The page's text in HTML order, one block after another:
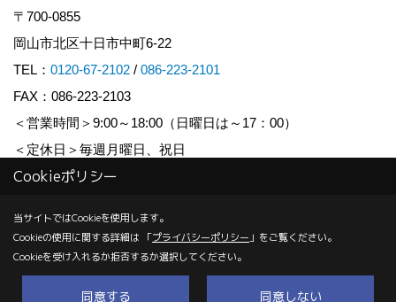
〒700-0855
岡山市北区十日市中町6-22
TEL： 0120-67-2102 / 086-223-2101
FAX：086-223-2103
＜営業時間＞9:00～18:00（日曜日は～17：00）
＜定休日＞毎週月曜日、祝日
Copyright (c) COM HOUSHING Inc. All Rights Reserved.
Produced byゴデスクリエイト
Cookieポリシー
当サイトではCookieを使用します。
Cookieの使用に関する詳細は 「プライバシーポリシー 」をご覧ください。
Cookieを受け入れるか拒否するか選択してください。
同意する 同意しない